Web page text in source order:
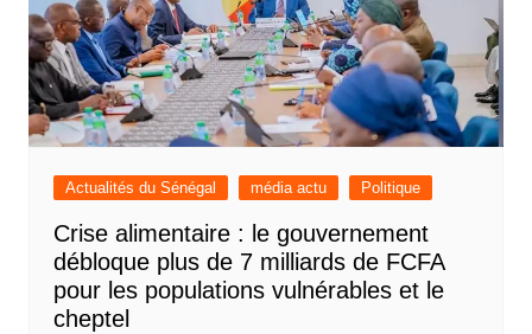
Actualités du Sénégal média actu Politique
Crise alimentaire : le gouvernement
débloque plus de 7 milliards de FCFA
pour les populations vulnérables et le
cheptel